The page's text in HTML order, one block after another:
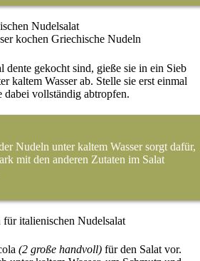
dente gekocht sind, gieße sie in ein Sieb
kaltem Wasserab. Stelle sie erst einmal
dabei vollständig abtropfen.
Nudeln unter kaltem Wasser sorgt dafür,
mit den anderen Zutaten im Salat
(2 große handvoll) für den Salat vor.